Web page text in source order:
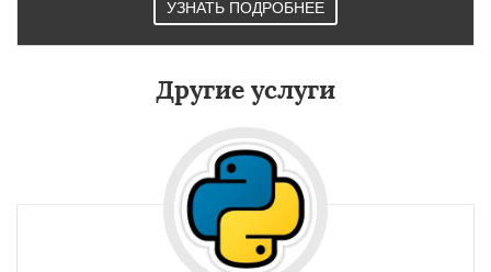
УЗНАТЬ ПОДРОБНЕЕ
Другие услуги